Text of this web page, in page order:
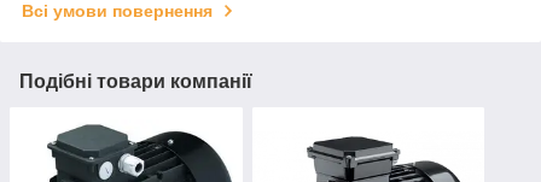
Всі умови повернення
Подібні товари компанії